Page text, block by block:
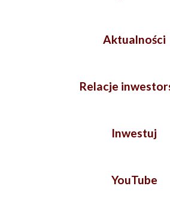
Aktualności
Relacje
Inwestuj
YouTube